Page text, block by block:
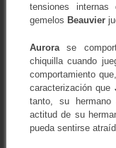
tensiones
gemelos Beauvier
Aurorase
chiquilla cuando
comportamiento
caracterización que
tanto, su
actitud de su
pueda sentirse